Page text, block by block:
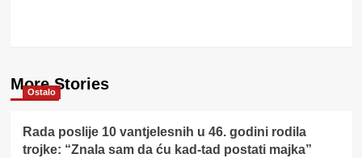
More Stories
Ostalo
Rada poslije 10 vantjelesnih u 46. godini rodila
trojke: “Znala sam da ću kad-tad postati majka”